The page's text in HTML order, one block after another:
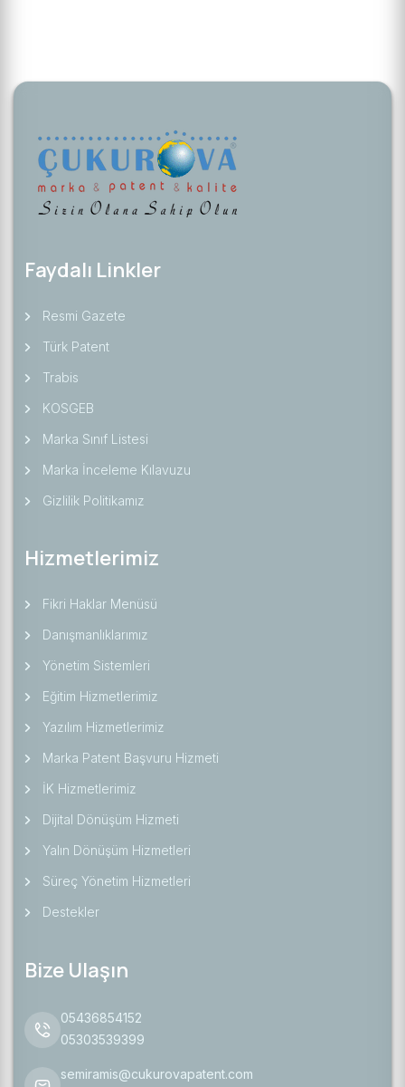
Faydalı Linkler
Resmi Gazete
Türk Patent
Trabis
KOSGEB
Marka Sınıf Listesi
Marka İnceleme Kılavuzu
Gizlilik Politikamız
Hizmetlerimiz
Fikri Haklar Menüsü
Danışmanlıklarımız
Yönetim Sistemleri
Eğitim Hizmetlerimiz
Yazılım Hizmetlerimiz
Marka Patent Başvuru Hizmeti
İK Hizmetlerimiz
Dijital Dönüşüm Hizmeti
Yalın Dönüşüm Hizmetleri
Süreç Yönetim Hizmetleri
Destekler
Bize Ulaşın
05436854152
05303539399
semiramis@cukurovapatent.com